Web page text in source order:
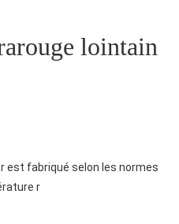
lointain
est fabriqué selon les normes
r